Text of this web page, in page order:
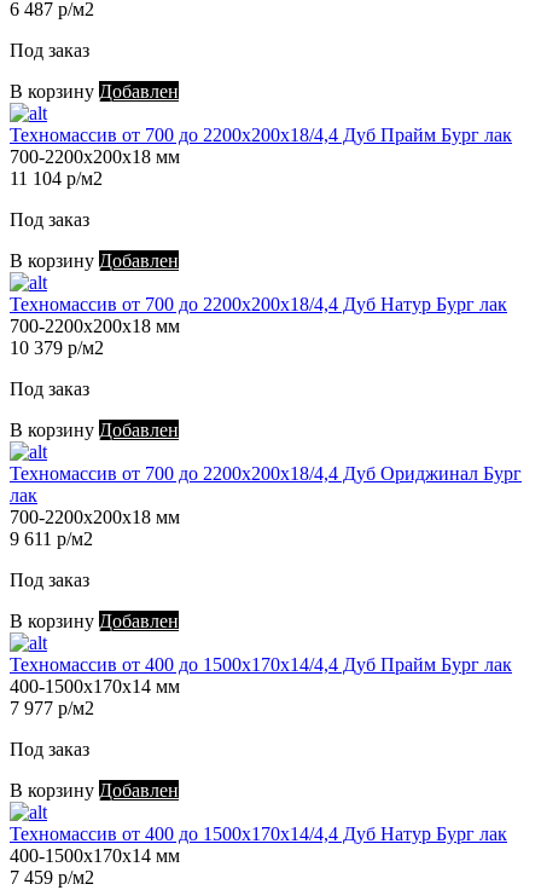
6 487 р/м2
Под заказ
В корзину Добавлен
Техномассив от 700 до 2200х200х18/4,4 Дуб Прайм Бург лак
700-2200х200х18 мм
11 104 р/м2
Под заказ
В корзину Добавлен
Техномассив от 700 до 2200х200х18/4,4 Дуб Натур Бург лак
700-2200х200х18 мм
10 379 р/м2
Под заказ
В корзину Добавлен
Техномассив от 700 до 2200х200х18/4,4 Дуб Ориджинал Бург
лак
700-2200х200х18 мм
9 611 р/м2
Под заказ
В корзину Добавлен
Техномассив от 400 до 1500х170х14/4,4 Дуб Прайм Бург лак
400-1500х170х14 мм
7 977 р/м2
Под заказ
В корзину Добавлен
Техномассив от 400 до 1500х170х14/4,4 Дуб Натур Бург лак
400-1500х170х14 мм
7 459 р/м2